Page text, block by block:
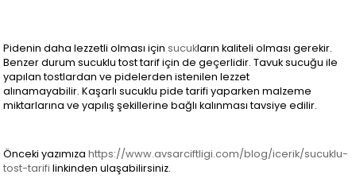
Pidenin daha lezzetli olması içinsucukların kaliteli olması gerekir.
Benzer durum sucuklu tost tarif için de geçerlidir. Tavuk sucuğu ile
yapılan tostlardan ve pidelerden istenilen lezzet
alınamayabilir. Kaşarlı sucuklu pide tarifi yaparken malzeme
miktarlarına ve yapılış şekillerine bağlı kalınması tavsiye edilir.
Önceki yazımızahttps://www.avsarciftligi.com/blog/icerik/sucuklu-
tost-tarifi linkinden ulaşabilirsiniz.